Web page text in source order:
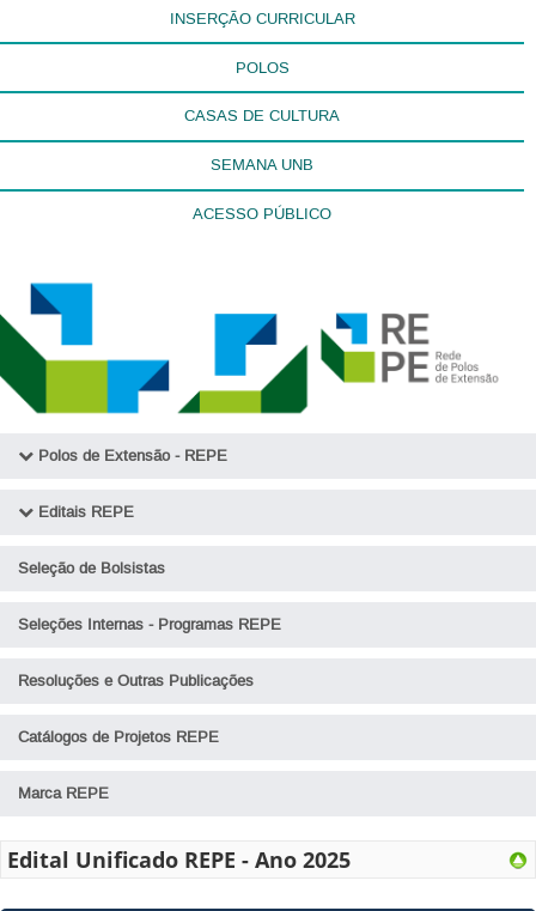
INSERÇÃO CURRICULAR
POLOS
CASAS DE CULTURA
SEMANA UNB
ACESSO PÚBLICO
Polos de Extensão - REPE
Polo UnB - Regional Ceilândia
Polo UnB - Kalunga
Polo UnB - Chapada dos Veadeiros
Polo UnB - Regional Planaltina e Fercal
Editais REPE
Editais Unificados REPE
Seleção de Bolsistas
Seleções Internas - Programas REPE
Resoluções e Outras Publicações
Catálogos de Projetos REPE
Marca REPE
Edital Unificado REPE - Ano 2025